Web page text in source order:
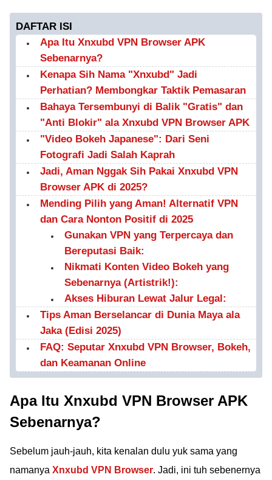
DAFTAR ISI
Apa Itu Xnxubd VPN Browser APK
Sebenarnya?
Kenapa Sih Nama "Xnxubd" Jadi
Perhatian? Membongkar Taktik Pemasaran
Bahaya Tersembunyi di Balik "Gratis" dan
"Anti Blokir" ala Xnxubd VPN Browser APK
"Video Bokeh Japanese": Dari Seni
Fotografi Jadi Salah Kaprah
Jadi, Aman Nggak Sih Pakai Xnxubd VPN
Browser APK di 2025?
Mending Pilih yang Aman! Alternatif VPN
dan Cara Nonton Positif di 2025
Gunakan VPN yang Terpercaya dan
Bereputasi Baik:
Nikmati Konten Video Bokeh yang
Sebenarnya (Artistrik!):
Akses Hiburan Lewat Jalur Legal:
Tips Aman Berselancar di Dunia Maya ala
Jaka (Edisi 2025)
FAQ: Seputar Xnxubd VPN Browser, Bokeh,
dan Keamanan Online
Apa Itu Xnxubd VPN Browser APK
Sebenarnya?
Sebelum jauh-jauh, kita kenalan dulu yuk sama yang
namanya Xnxubd VPN Browser. Jadi, ini tuh sebenernya